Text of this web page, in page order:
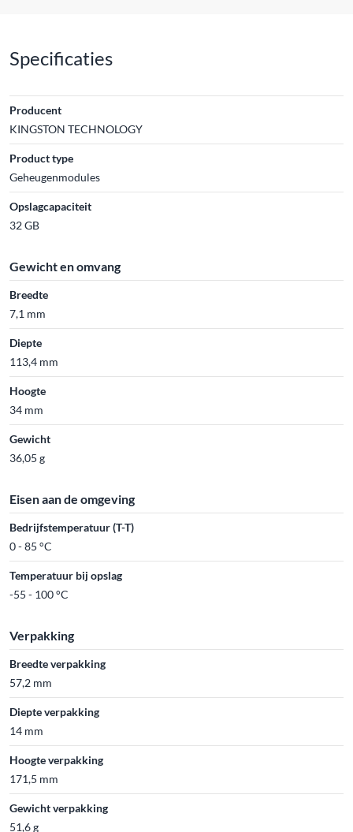
Specificaties
Producent
KINGSTON TECHNOLOGY
Product type
Geheugenmodules
Opslagcapaciteit
32 GB
Gewicht en omvang
Breedte
7,1 mm
Diepte
113,4 mm
Hoogte
34 mm
Gewicht
36,05 g
Eisen aan de omgeving
Bedrijfstemperatuur (T-T)
0 - 85 °C
Temperatuur bij opslag
-55 - 100 °C
Verpakking
Breedte verpakking
57,2 mm
Diepte verpakking
14 mm
Hoogte verpakking
171,5 mm
Gewicht verpakking
51,6 g